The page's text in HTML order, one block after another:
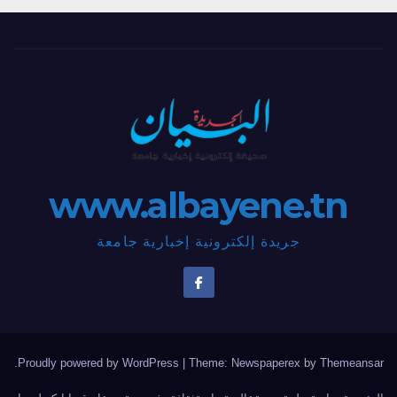
www.albayene.tn
جريدة إلكترونية إخبارية جامعة
Proudly powered by WordPress Theme: Newspaperex by Themeansar